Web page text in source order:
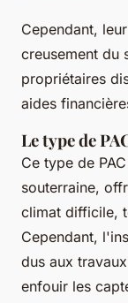
Cependant,
creusement du
propriétaires
aides
Le type de
Ce type de
souterraine,
climat difficile,
Cependant,
dus aux
enfouir les